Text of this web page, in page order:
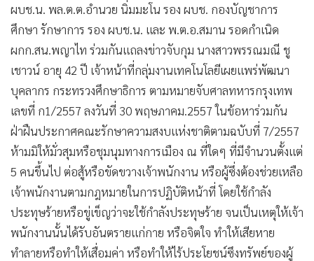
• Factcheck
• ญี่ปุ่น
• News1
• Gotomanager
ผบช.น. พล.ต.ต.อำนวย นิ่มมะโน รอง ผบช. กองบัญชาการ
ศึกษา รักษาการ รอง ผบช.น. และ พ.ต.อ.สมาน รอดกำเนิด
ผกก.สน.พญาไท ร่วมกันแถลงข่าวจับกุม นางสาวพรรณมณี ชู
เชาวน์ อายุ 42 ปี เจ้าหน้าที่กลุ่มงานเทคโนโลยีเผยแพร่พัฒนา
บุคลากร กระทรวงศึกษาธิการ ตามหมายจับศาลทหารกรุงเทพ
เลขที่ ก1/2557 ลงวันที่ 30 พฤษภาคม.2557 ในข้อหาร่วมกัน
ฝ่าฝืนประกาศคณะรักษาความสงบแห่งชาติตามฉบับที่ 7/2557
ห้ามมิให้มั่วสุมหรือชุมนุมทางการเมือง ณ ที่ใดๆ ที่มีจำนวนตั้งแต่
5 คนขึ้นไป ต่อสู้หรือขัดขวางเจ้าพนักงาน หรือผู้ซึ่งต้องช่วยเหลือ
เจ้าพนักงานตามกฎหมายในการปฏิบัติหน้าที่ โดยใช้กำลัง
ประทุษร้ายหรือขู่เข็ญว่าจะใช้กำลังประทุษร้าย จนเป็นเหตุให้เจ้า
พนักงานนั้นได้รับอันตรายแก่กาย หรือจิตใจ ทำให้เสียหาย
ทำลายหรือทำให้เสื่อมค่า หรือทำให้ไร้ประโยชน์ซึงทรัพย์ของผู้